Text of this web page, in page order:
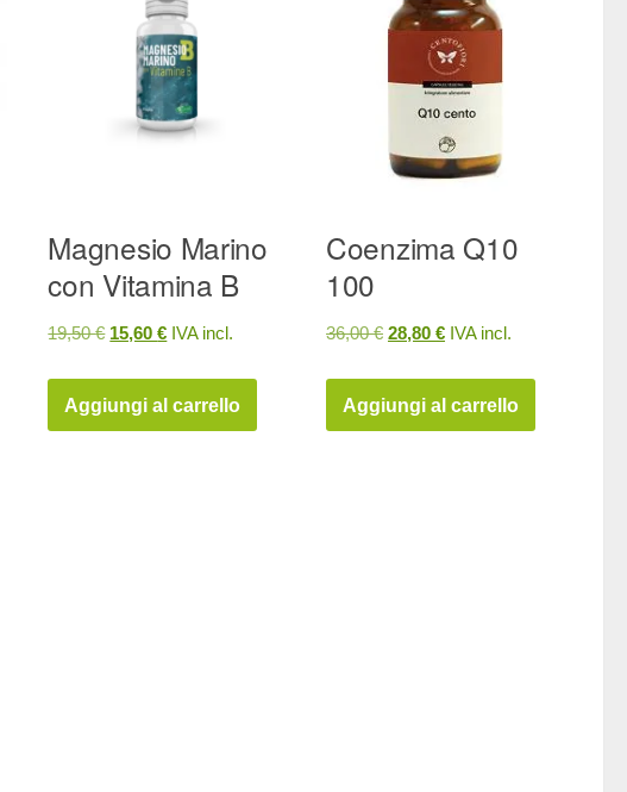
Magnesio Marino
con Vitamina B
19,50€ Il
originale
era:
15,60€Il
attuale
è:
IVA incl.
Aggiungi al carrello
Coenzima Q10
100
36,00€ Il
originale
era:
28,80€Il
attuale
è:
IVA incl.
Aggiungi al carrello